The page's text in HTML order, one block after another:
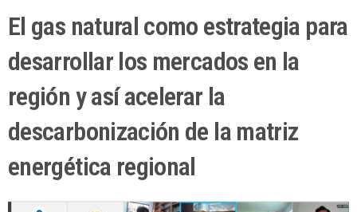
El gas natural como estrategia para
desarrollar los mercados en la
región y así acelerar la
descarbonización de la matriz
energética regional